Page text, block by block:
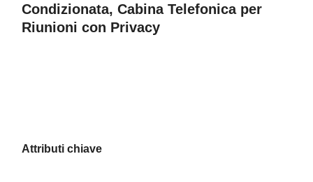
Condizionata, Cabina Telefonica per
Riunioni con Privacy
Attributi chiave